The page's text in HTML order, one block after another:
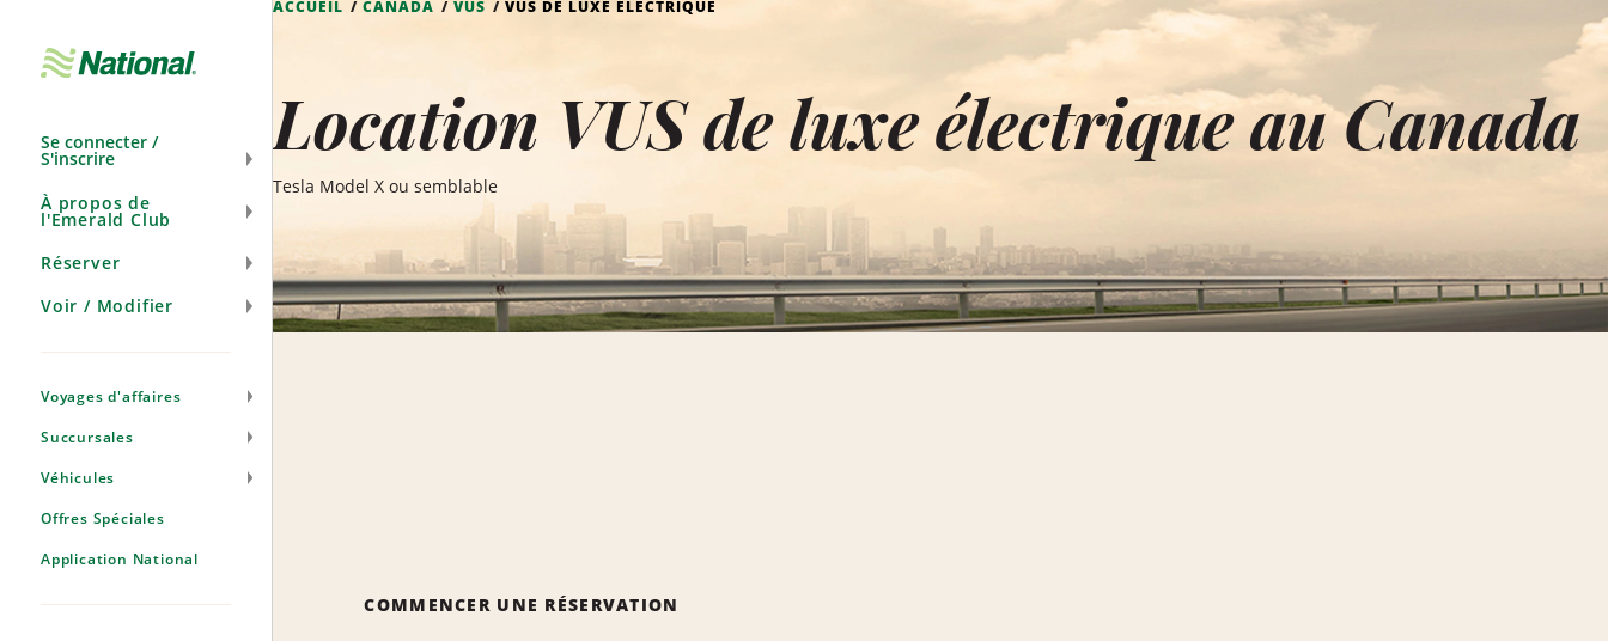
navigation
Se connecter /
S'inscrire
À propos de
l'Emerald Club
Réserver
Voir / Modifier
Voyages d'affaires
Succursales
Véhicules
Offres Spéciales
Application National
ACCUEIL CANADA VUS VUS DE LUXE ÉLECTRIQUE
Location VUS de luxe électrique au Canada
Tesla Model X ou semblable
COMMENCER UNE RÉSERVATION